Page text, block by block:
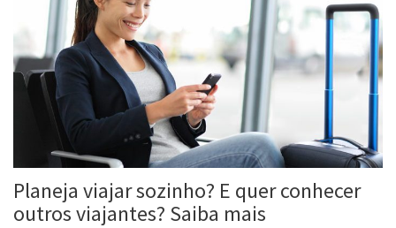
Planeja viajar sozinho? E quer conhecer
outros viajantes? Saiba mais